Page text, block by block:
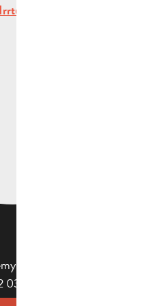
angeben
- 13400 Aubagne
49 98